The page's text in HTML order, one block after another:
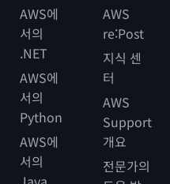
AWS에
서의
.NET
AWS에
서의
Python
AWS에
서의
AWS
re:Post
지식 센
터
AWS
Support
개요
전문가의